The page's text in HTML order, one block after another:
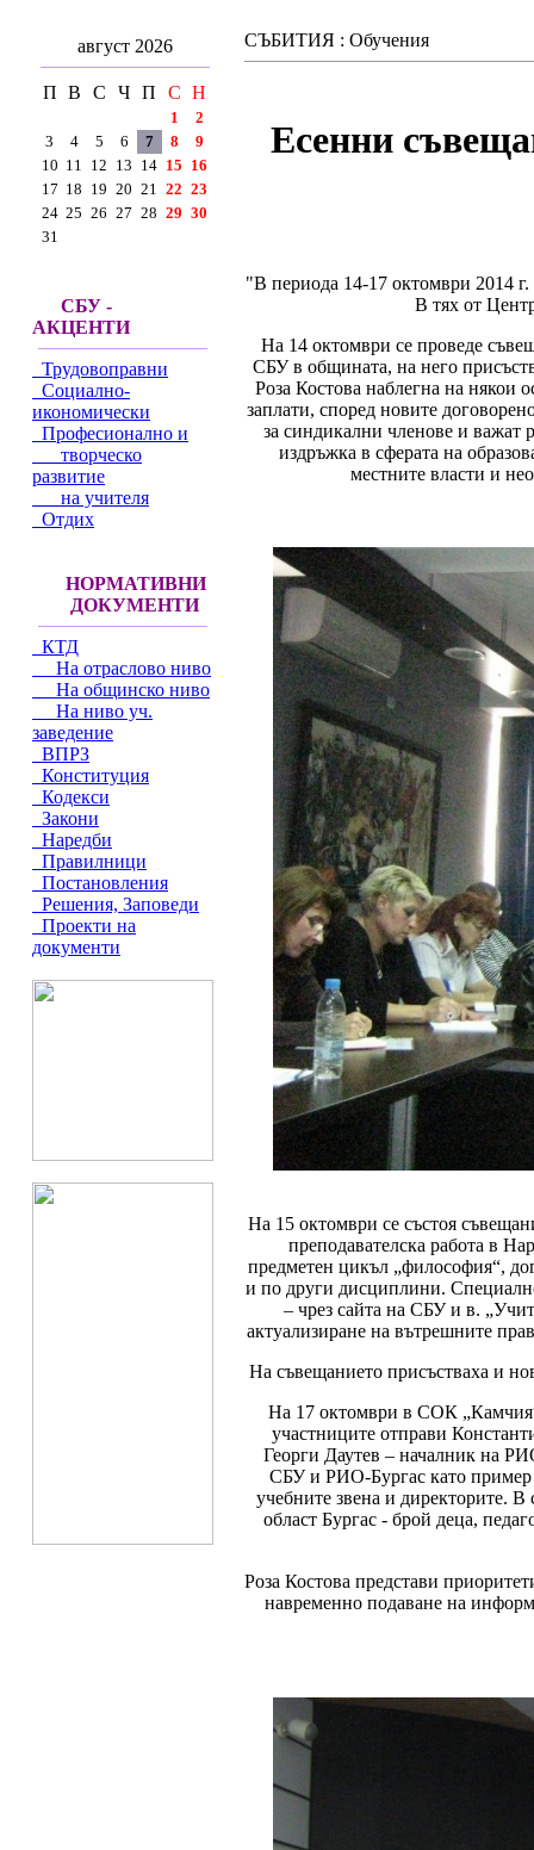
август 2026
П В С Ч П С Н
1
2
3
4 5 6 7 8
9
10 11 12 13 14 15 16
17 18 19 20 21 22 23
24 25 26 27 28 29 30
31
СБУ -
АКЦЕНТИ
Трудовоправни
Социално-
икономически
Професионално и
творческо
развитие
на учителя
Отдих
НОРМАТИВНИ
ДОКУМЕНТИ
КТД
На отраслово ниво
На общинско ниво
На ниво уч.
заведение
ВПРЗ
Конституция
Кодекси
Закони
Наредби
Правилници
Постановления
Решения, Заповеди
Проекти на
документи
СЪБИТИЯ : Обучения
Есенни
"В периода 14-17 октомври 2014
В тях от
На 14 октомври се проведе
СБУ в общината, на него
Роза Костова наблегна на някои
заплати, според новите
за синдикални членове и
издръжка в сферата на
местните власти и
На 15 октомври се състоя
преподавателска работа в
предметен цикъл „философия“,
и по други дисциплини.
– чрез сайта на СБУ и в.
актуализиране на вътрешните
На съвещанието присъстваха и
На 17 октомври в СОК
участниците отправи
Георги Даутев – началник на
СБУ и РИО-Бургас като пример
учебните звена и директорите. В
област Бургас - брой деца,
Роза Костова представи
навременно подаване на